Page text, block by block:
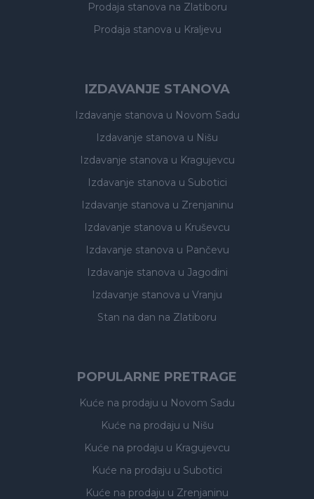
Prodaja stanova na Zlatiboru
Prodaja stanova u Kraljevu
IZDAVANJE STANOVA
Izdavanje stanova u Novom Sadu
Izdavanje stanova u Nišu
Izdavanje stanova u Kragujevcu
Izdavanje stanova u Subotici
Izdavanje stanova u Zrenjaninu
Izdavanje stanova u Kruševcu
Izdavanje stanova u Pančevu
Izdavanje stanova u Jagodini
Izdavanje stanova u Vranju
Stan na dan na Zlatiboru
POPULARNE PRETRAGE
Kuće na prodaju u Novom Sadu
Kuće na prodaju u Nišu
Kuće na prodaju u Kragujevcu
Kuće na prodaju u Subotici
Kuće na prodaju u Zrenjaninu